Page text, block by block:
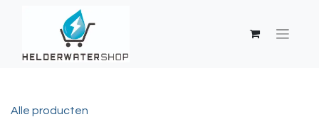
Alle producten